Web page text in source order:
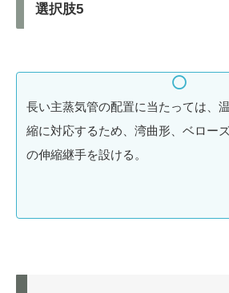
選択肢5
長い主蒸気管の配置に当たっては、
縮に対応するため、湾曲形、ベロー
の伸縮継手を設ける。